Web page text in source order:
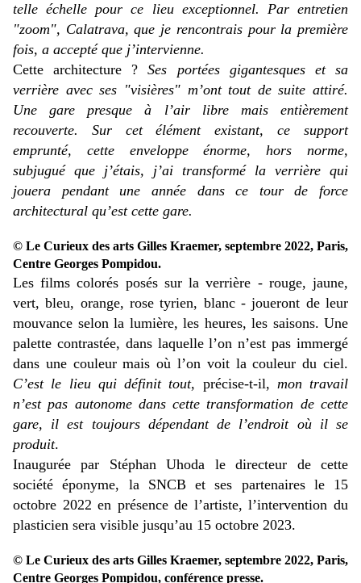
telle échelle pour ce lieu exceptionnel. Par entretien
"zoom", Calatrava, que je rencontrais pour la première
fois, a accepté que j’intervienne.
Cette architecture ? Ses portées gigantesques et sa
verrière avec ses "visières" m’ont tout de suite attiré.
Une gare presque à l’air libre mais entièrement
recouverte. Sur cet élément existant, ce support
emprunté, cette enveloppe énorme, hors norme,
subjugué que j’étais, j’ai transformé la verrière qui
jouera pendant une année dans ce tour de force
architectural qu’est cette gare.
© Le Curieux des arts Gilles Kraemer, septembre 2022, Paris,
Centre Georges Pompidou.
Les films colorés posés sur la verrière - rouge, jaune,
vert, bleu, orange, rose tyrien, blanc - joueront de leur
mouvance selon la lumière, les heures, les saisons. Une
palette contrastée, dans laquelle l’on n’est pas immergé
dans une couleur mais où l’on voit la couleur du ciel.
C’est le lieu qui définit tout, précise-t-il, mon travail
n’est pas autonome dans cette transformation de cette
gare, il est toujours dépendant de l’endroit où il se
produit.
Inaugurée par Stéphan Uhoda le directeur de cette
société éponyme, la SNCB et ses partenaires le 15
octobre 2022 en présence de l’artiste, l’intervention du
plasticien sera visible jusqu’au 15 octobre 2023.
© Le Curieux des arts Gilles Kraemer, septembre 2022, Paris,
Centre Georges Pompidou, conférence presse.